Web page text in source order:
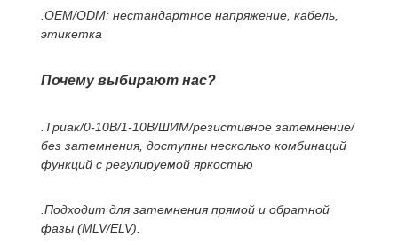
.OEM/ODM: нестандартное напряжение, кабель,
этикетка
Почему выбирают нас?
.Триак/0-10В/1-10В/ШИМ/резистивное затемнение/
без затемнения, доступны несколько комбинаций
функций с регулируемой яркостью
.Подходит для затемнения прямой и обратной
фазы (MLV/ELV).